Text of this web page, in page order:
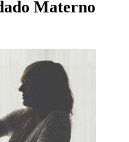
Materno